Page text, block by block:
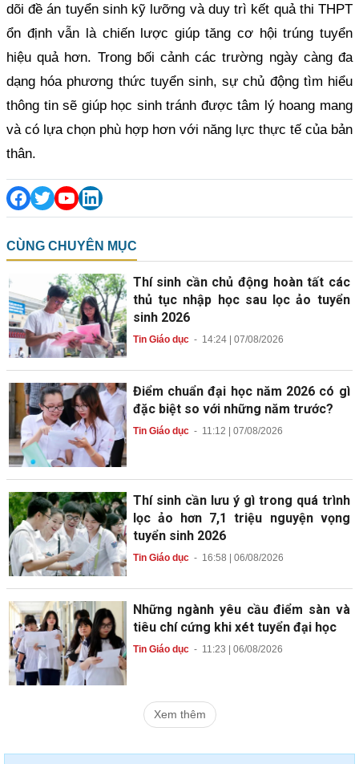
dõi đề án tuyển sinh kỹ lưỡng và duy trì kết quả thi THPT
ổn định vẫn là chiến lược giúp tăng cơ hội trúng tuyển
hiệu quả hơn. Trong bối cảnh các trường ngày càng đa
dạng hóa phương thức tuyển sinh, sự chủ động tìm hiểu
thông tin sẽ giúp học sinh tránh được tâm lý hoang mang
và có lựa chọn phù hợp hơn với năng lực thực tế của bản
thân.
CÙNG CHUYÊN MỤC
Thí sinh cần chủ động hoàn tất các
thủ tục nhập học sau lọc ảo tuyển
sinh 2026
Tin Giáo dục- 14:24 | 07/08/2026
Điểm chuẩn đại học năm 2026 có gì
đặc biệt so với những năm trước?
Tin Giáo dục- 11:12 | 07/08/2026
Thí sinh cần lưu ý gì trong quá trình
lọc ảo hơn 7,1 triệu nguyện vọng
tuyển sinh 2026
Tin Giáo dục- 16:58 | 06/08/2026
Những ngành yêu cầu điểm sàn và
tiêu chí cứng khi xét tuyển đại học
Tin Giáo dục- 11:23 | 06/08/2026
Xem thêm